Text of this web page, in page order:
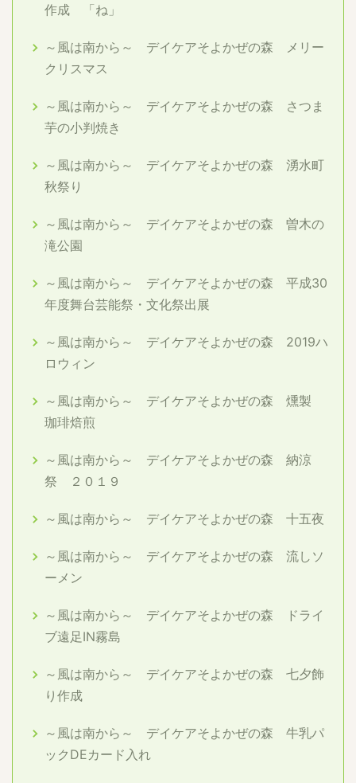
作成 「ね」
～風は南から～ デイケアそよかぜの森 メリー
クリスマス
～風は南から～ デイケアそよかぜの森 さつま
芋の小判焼き
～風は南から～ デイケアそよかぜの森 湧水町
秋祭り
～風は南から～ デイケアそよかぜの森 曽木の
滝公園
～風は南から～ デイケアそよかぜの森 平成30
年度舞台芸能祭・文化祭出展
～風は南から～ デイケアそよかぜの森 2019ハ
ロウィン
～風は南から～ デイケアそよかぜの森 燻製
珈琲焙煎
～風は南から～ デイケアそよかぜの森 納涼
祭 ２０１９
～風は南から～ デイケアそよかぜの森 十五夜
～風は南から～ デイケアそよかぜの森 流しソ
ーメン
～風は南から～ デイケアそよかぜの森 ドライ
ブ遠足IN霧島
～風は南から～ デイケアそよかぜの森 七夕飾
り作成
～風は南から～ デイケアそよかぜの森 牛乳パ
ックDEカード入れ